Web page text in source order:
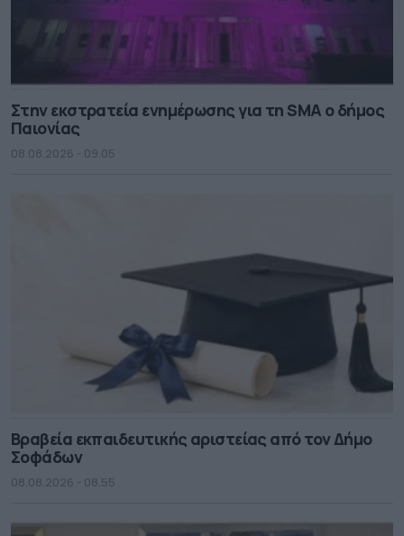
Στην εκστρατεία ενημέρωσης για τη SMA ο δήμος
Παιονίας
08.08.2026 - 09.05
Βραβεία εκπαιδευτικής αριστείας από τον Δήμο
Σοφάδων
08.08.2026 - 08.55